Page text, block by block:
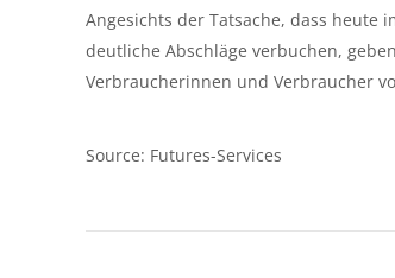
Angesichts der Tatsache, dass heute
deutliche Abschläge verbuchen,
Verbraucherinnen und Verbraucher
Source: Futures-Services